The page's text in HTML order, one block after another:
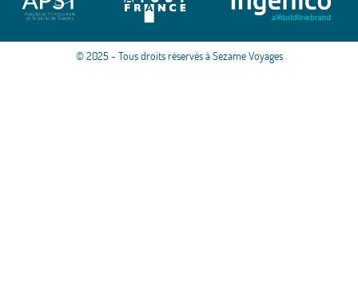
© 2025 - Tous droits réservés à Sezame Voyages